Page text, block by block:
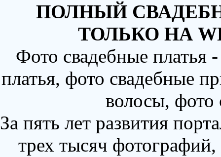
ПОЛНЫЙ
ТОЛЬКО НА
Фото свадебные
платья, фото свадебные
волосы,
За пять лет развития
трех тысяч